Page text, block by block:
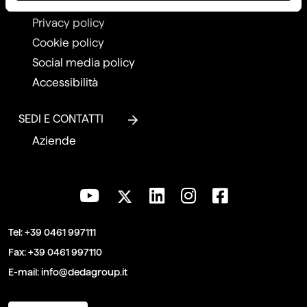
Whistleblowing policy
Privacy policy
Cookie policy
Social media policy
Accessibilità
SEDI E CONTATTI
Aziende
Tel:+39 0461 997111
Fax:+39 0461 997110
E-mail:info@dedagroup.it